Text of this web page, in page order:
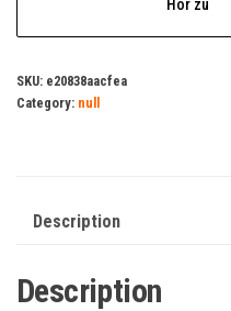
Hör zu
SKU: e20838aacfea
Category: null
Description
Description